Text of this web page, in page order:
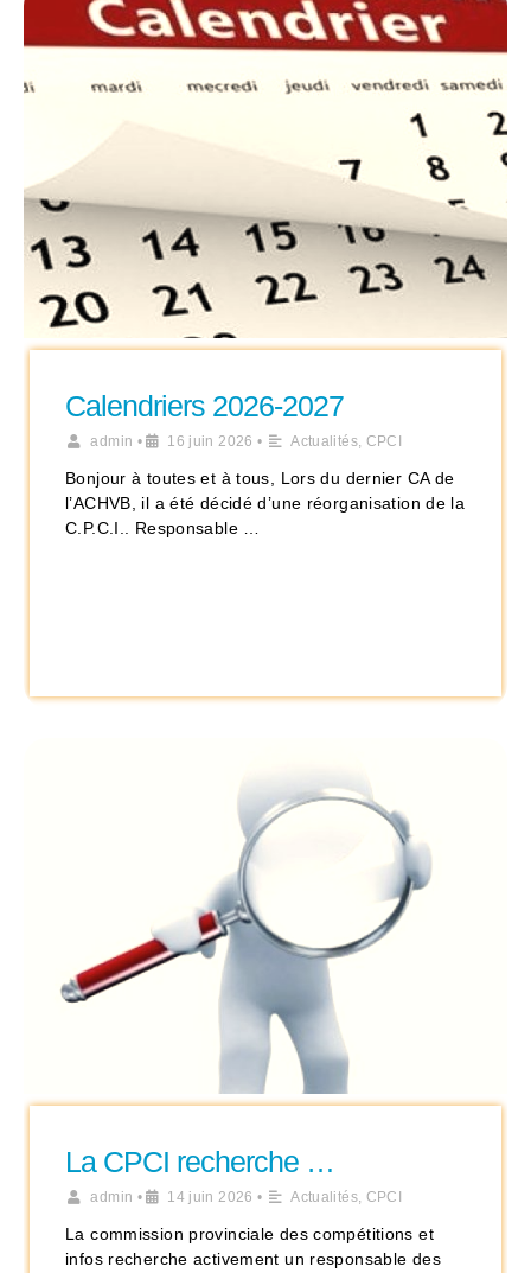
Calendriers 2026-2027
admin • 16 juin 2026 • Actualités, CPCI
Bonjour à toutes et à tous, Lors du dernier CA de
l’ACHVB, il a été décidé d’une réorganisation de la
C.P.C.I.. Responsable …
La CPCI recherche …
admin • 14 juin 2026 • Actualités, CPCI
La commission provinciale des compétitions et
infos recherche activement un responsable des